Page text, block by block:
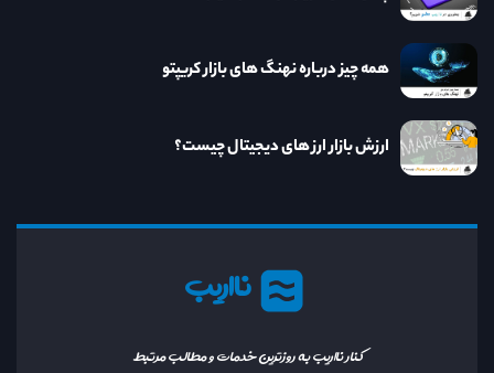
نااریب
کنار نااریب به روزترین خدمات و مطالب مرتبط
همه چیز درباره نهنگ های بازار کریپتو
ارزش بازار ارز های دیجیتال چیست؟